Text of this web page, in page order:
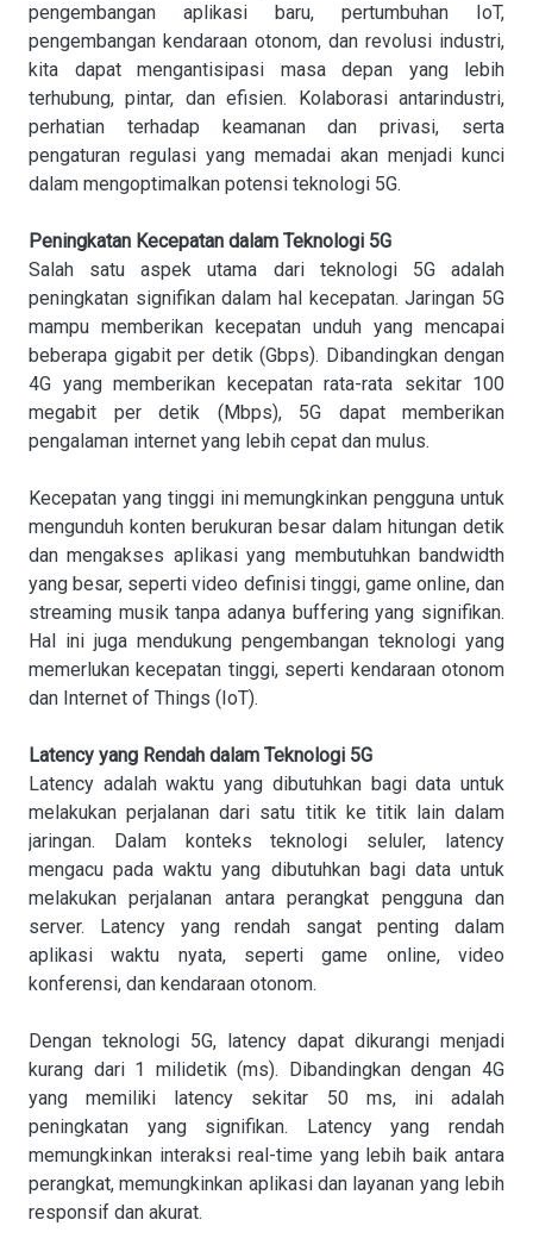
pengembangan aplikasi baru, pertumbuhan IoT,
pengembangan kendaraan otonom, dan revolusi industri,
kita dapat mengantisipasi masa depan yang lebih
terhubung, pintar, dan efisien. Kolaborasi antarindustri,
perhatian terhadap keamanan dan privasi, serta
pengaturan regulasi yang memadai akan menjadi kunci
dalam mengoptimalkan potensi teknologi 5G.
Peningkatan Kecepatan dalam Teknologi 5G
Salah satu aspek utama dari teknologi 5G adalah
peningkatan signifikan dalam hal kecepatan. Jaringan 5G
mampu memberikan kecepatan unduh yang mencapai
beberapa gigabit per detik (Gbps). Dibandingkan dengan
4G yang memberikan kecepatan rata-rata sekitar 100
megabit per detik (Mbps), 5G dapat memberikan
pengalaman internet yang lebih cepat dan mulus.
Kecepatan yang tinggi ini memungkinkan pengguna untuk
mengunduh konten berukuran besar dalam hitungan detik
dan mengakses aplikasi yang membutuhkan bandwidth
yang besar, seperti video definisi tinggi, game online, dan
streaming musik tanpa adanya buffering yang signifikan.
Hal ini juga mendukung pengembangan teknologi yang
memerlukan kecepatan tinggi, seperti kendaraan otonom
dan Internet of Things (IoT).
Latency yang Rendah dalam Teknologi 5G
Latency adalah waktu yang dibutuhkan bagi data untuk
melakukan perjalanan dari satu titik ke titik lain dalam
jaringan. Dalam konteks teknologi seluler, latency
mengacu pada waktu yang dibutuhkan bagi data untuk
melakukan perjalanan antara perangkat pengguna dan
server. Latency yang rendah sangat penting dalam
aplikasi waktu nyata, seperti game online, video
konferensi, dan kendaraan otonom.
Dengan teknologi 5G, latency dapat dikurangi menjadi
kurang dari 1 milidetik (ms). Dibandingkan dengan 4G
yang memiliki latency sekitar 50 ms, ini adalah
peningkatan yang signifikan. Latency yang rendah
memungkinkan interaksi real-time yang lebih baik antara
perangkat, memungkinkan aplikasi dan layanan yang lebih
responsif dan akurat.